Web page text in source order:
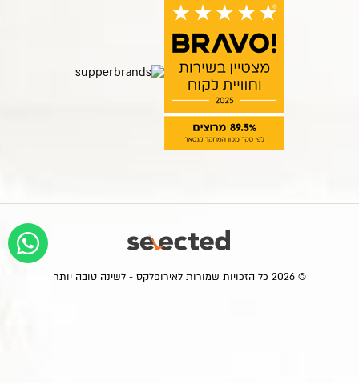
© 2026 כל הזכויות שמורות לאירופלקס - לשינה טובה יותר